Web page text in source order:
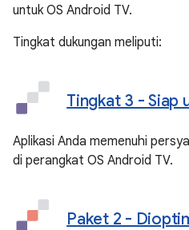
untuk OS Android TV.
Tingkat dukungan meliputi:
Tingkat 3 - Siap
Aplikasi Anda memenuhi
di perangkat OS Android TV.
Paket 2 -